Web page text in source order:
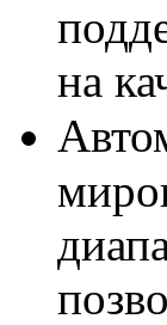
на